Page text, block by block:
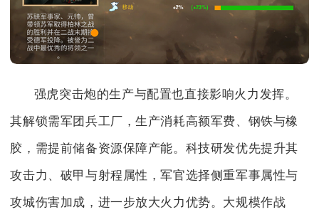
强虎突击炮的生产与配置也直接影响火力发挥。
其解锁需军团兵工厂，生产消耗高额军费、钢铁与橡
胶，需提前储备资源保障产能。科技研发优先提升其
攻击力、破甲与射程属性，军官选择侧重军事属性与
攻城伤害加成，进一步放大火力优势。大规模作战